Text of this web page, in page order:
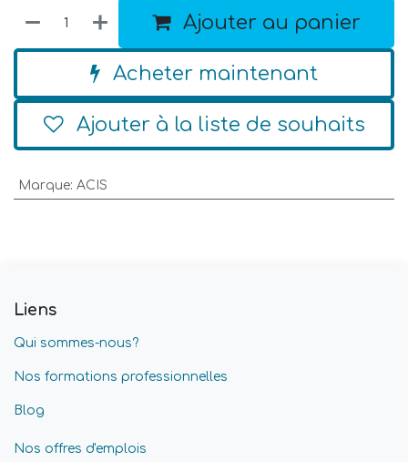
Ajouter au panier
Acheter maintenant
Ajouter à la liste de souhaits
Marque: ACIS
Liens
Qui sommes-nous?
Nos formations professionnelles
Blog
Nos offres d'emplois